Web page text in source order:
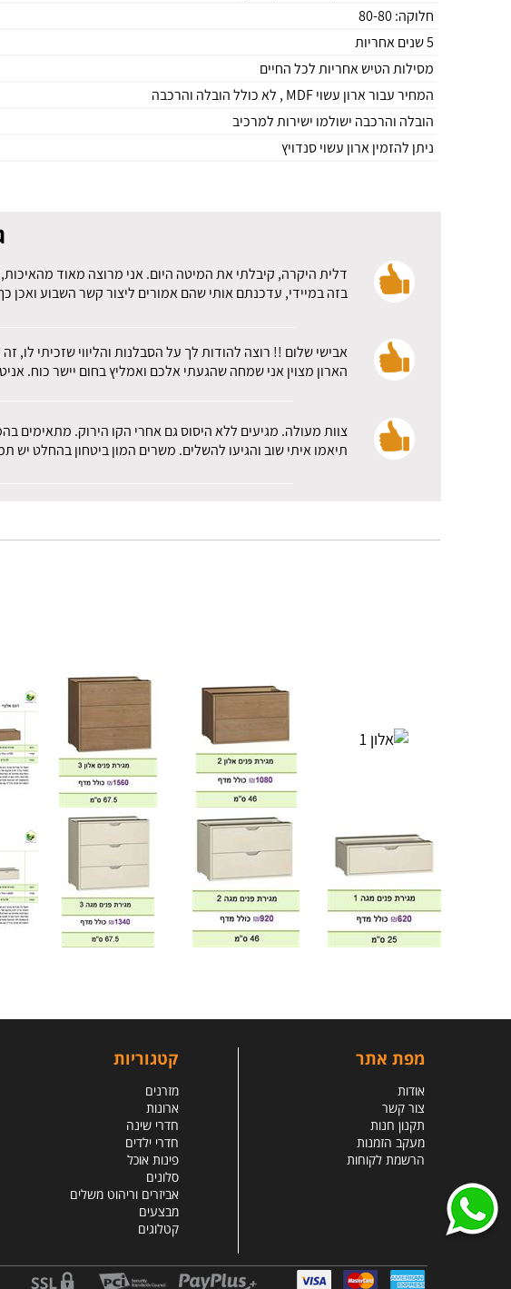
חלוקה: 80-80
5 שנים אחריות
מסילות הטיש אחריות לכל החיים
המחיר עבור ארון עשוי MDF , לא כולל הובלה והרכבה
הובלה והרכבה ישולמו ישירות למרכיב
ניתן להזמין ארון עשוי סנדויץ
דלית היקרה, קיבלתי את המיטה היום. אני מרוצה מאוד
בזה במיידי, עדכנתם אותי שהם אמורים ליצור קשר השבוע ואכן
אבישי שלום !! רוצה להודות לך על הסבלנות והליווי שזכיתי
הארון מצוין אני שמחה שהגעתי אלכם ואמליץ בחום יישר כוח.
צוות מעולה. מגיעים ללא היסוס גם אחרי הקו הירוק. מתאימים
תיאמו איתי שוב והגיעו להשלים. משרים המון ביטחון בהחלט
מפת אתר
אודות
צור קשר
תקנון חנות
מעקב הזמנות
הרשמת לקוחות
קטגוריות
מזרנים
ארונות
חדרי שינה
חדרי ילדים
פינות אוכל
סלונים
אביזרים וריהוט משלים
מבצעים
קטלוגים